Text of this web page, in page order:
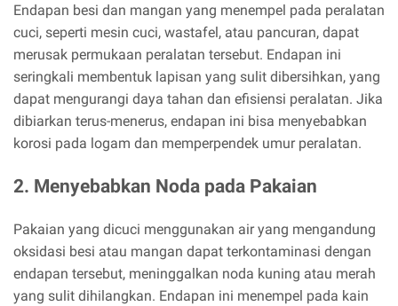
Endapan besi dan mangan yang menempel pada peralatan
cuci, seperti mesin cuci, wastafel, atau pancuran, dapat
merusak permukaan peralatan tersebut. Endapan ini
seringkali membentuk lapisan yang sulit dibersihkan, yang
dapat mengurangi daya tahan dan efisiensi peralatan. Jika
dibiarkan terus-menerus, endapan ini bisa menyebabkan
korosi pada logam dan memperpendek umur peralatan.
2. Menyebabkan Noda pada Pakaian
Pakaian yang dicuci menggunakan air yang mengandung
oksidasi besi atau mangan dapat terkontaminasi dengan
endapan tersebut, meninggalkan noda kuning atau merah
yang sulit dihilangkan. Endapan ini menempel pada kain